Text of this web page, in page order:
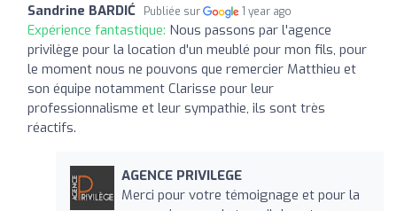
Sandrine BARDIĆ Publiée sur 1 year ago
Expérience fantastique: Nous passons par l'agence
privilège pour la location d'un meublé pour mon fils, pour
le moment nous ne pouvons que remercier Matthieu et
son équipe notamment Clarisse pour leur
professionnalisme et leur sympathie, ils sont très
réactifs.
AGENCE PRIVILEGE
Merci pour votre témoignage et pour la